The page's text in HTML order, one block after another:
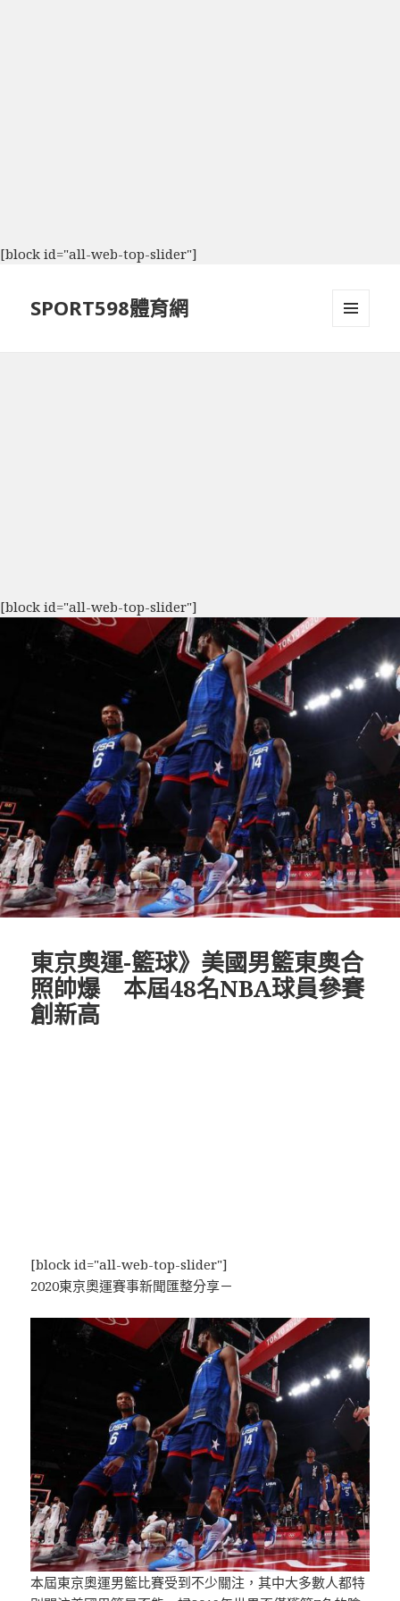
[block id="all-web-top-slider"]
SPORT598體育網
[block id="all-web-top-slider"]
東京奧運-籃球》美國男籃東奧合
照帥爆 本屆48名NBA球員參賽
創新高
[block id="all-web-top-slider"]
2020東京奧運賽事新聞匯整分享－
本屆東京奧運男籃比賽受到不少關注，其中大多數人都特